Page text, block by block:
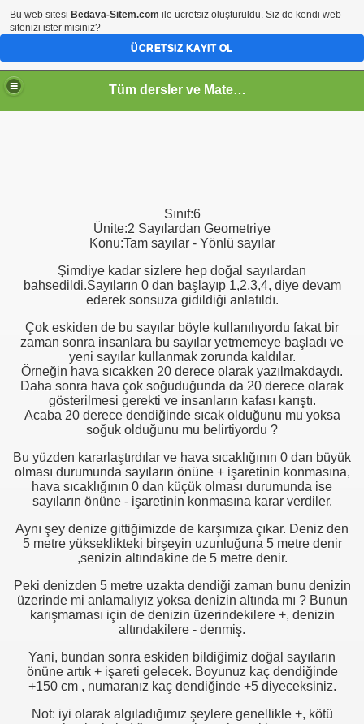
Tüm dersler ve Matematik
Sınıf:6
Ünite:2 Sayılardan Geometriye
Konu:Tam sayılar - Yönlü sayılar
Şimdiye kadar sizlere hep doğal sayılardan
bahsedildi.Sayıların 0 dan başlayıp 1,2,3,4, diye devam
ederek sonsuza gidildiği anlatıldı.
Çok eskiden de bu sayılar böyle kullanılıyordu fakat bir
zaman sonra insanlara bu sayılar yetmemeye başladı ve
yeni sayılar kullanmak zorunda kaldılar.
Örneğin hava sıcakken 20 derece olarak yazılmakdaydı.
Daha sonra hava çok soğuduğunda da 20 derece olarak
gösterilmesi gerekti ve insanların kafası karıştı.
Acaba 20 derece dendiğinde sıcak olduğunu mu yoksa
soğuk olduğunu mu belirtiyordu ?
Bu yüzden kararlaştırdılar ve hava sıcaklığının 0 dan büyük
olması durumunda sayıların önüne + işaretinin konmasına,
hava sıcaklığının 0 dan küçük olması durumunda ise
sayıların önüne - işaretinin konmasına karar verdiler.
Aynı şey denize gittiğimizde de karşımıza çıkar. Deniz den
5 metre yükseklikteki birşeyin uzunluğuna 5 metre denir
,senizin altındakine de 5 metre denir.
Peki denizden 5 metre uzakta dendiği zaman bunu denizin
üzerinde mi anlamalıyız yoksa denizin altında mı ? Bunun
karışmaması için de denizin üzerindekilere +, denizin
altındakilere - denmiş.
Yani, bundan sonra eskiden bildiğimiz doğal sayıların
önüne artık + işareti gelecek. Boyunuz kaç dendiğinde
+150 cm , numaranız kaç dendiğinde +5 diyeceksiniz.
Not: iyi olarak algıladığımız şeylere genellikle +, kötü
Bu web sitesi Bedava-Sitem.com ile ücretsiz oluşturuldu. Siz de kendi web
sitenizi ister misiniz?
ÜCRETSIZ KAYIT OL